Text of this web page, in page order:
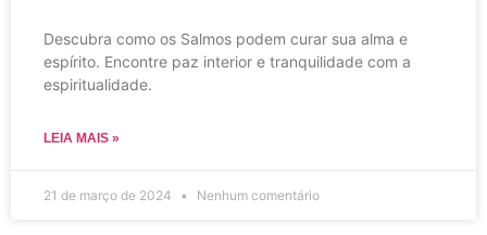
Descubra como os Salmos podem curar sua alma e
espírito. Encontre paz interior e tranquilidade com a
espiritualidade.
LEIA MAIS »
21 de março de 2024 Nenhum comentário